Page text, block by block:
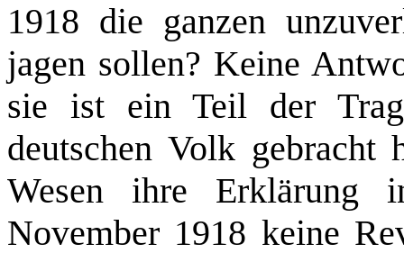
1918 die ganzen
jagen sollen? Keine
sie ist ein Teil der
deutschen Volk
Wesen ihre Erklärung
November 1918 keine